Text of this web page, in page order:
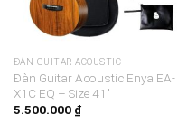
ĐÀN GUITAR ACOUSTIC
Đàn Guitar Acoustic Enya EA-
X1C EQ – Size 41″
5.500.000 ₫